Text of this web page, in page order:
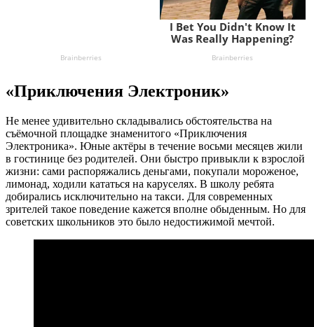
«Приключения Электроник»
Не менее удивительно складывались обстоятельства на
съёмочной площадке знаменитого «Приключения
Электроника». Юные актёры в течение восьми месяцев жили
в гостинице без родителей. Они быстро привыкли к взрослой
жизни: сами распоряжались деньгами, покупали мороженое,
лимонад, ходили кататься на каруселях. В школу ребята
добирались исключительно на такси. Для современных
зрителей такое поведение кажется вполне обыденным. Но для
советских школьников это было недостижимой мечтой.